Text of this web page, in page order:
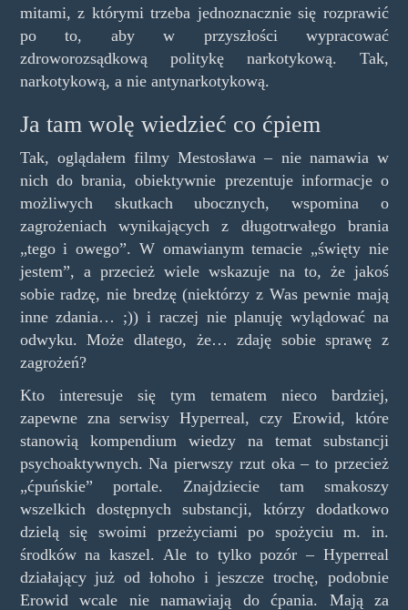
mitami, z którymi trzeba jednoznacznie się rozprawić
po to, aby w przyszłości wypracować
zdroworozsądkową politykę narkotykową. Tak,
narkotykową, a nie antynarkotykową.
Ja tam wolę wiedzieć co ćpiem
Tak, oglądałem filmy Mestosława – nie namawia w
nich do brania, obiektywnie prezentuje informacje o
możliwych skutkach ubocznych, wspomina o
zagrożeniach wynikających z długotrwałego brania
„tego i owego”. W omawianym temacie „święty nie
jestem”, a przecież wiele wskazuje na to, że jakoś
sobie radzę, nie bredzę (niektórzy z Was pewnie mają
inne zdania… ;)) i raczej nie planuję wylądować na
odwyku. Może dlatego, że… zdaję sobie sprawę z
zagrożeń?
Kto interesuje się tym tematem nieco bardziej,
zapewne zna serwisy Hyperreal, czy Erowid, które
stanowią kompendium wiedzy na temat substancji
psychoaktywnych. Na pierwszy rzut oka – to przecież
„ćpuńskie” portale. Znajdziecie tam smakoszy
wszelkich dostępnych substancji, którzy dodatkowo
dzielą się swoimi przeżyciami po spożyciu m. in.
środków na kaszel. Ale to tylko pozór – Hyperreal
działający już od łohoho i jeszcze trochę, podobnie
Erowid wcale nie namawiają do ćpania. Mają za